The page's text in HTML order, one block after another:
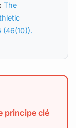
The
principe clé